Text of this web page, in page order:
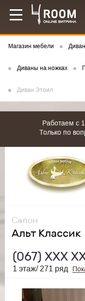
Магазин мебели
Диваны на ножках
Диван Этоил
Работаем с
Только по
Салон
Альт Классик
(067) ХХХ
1 этаж/ 271 ряд